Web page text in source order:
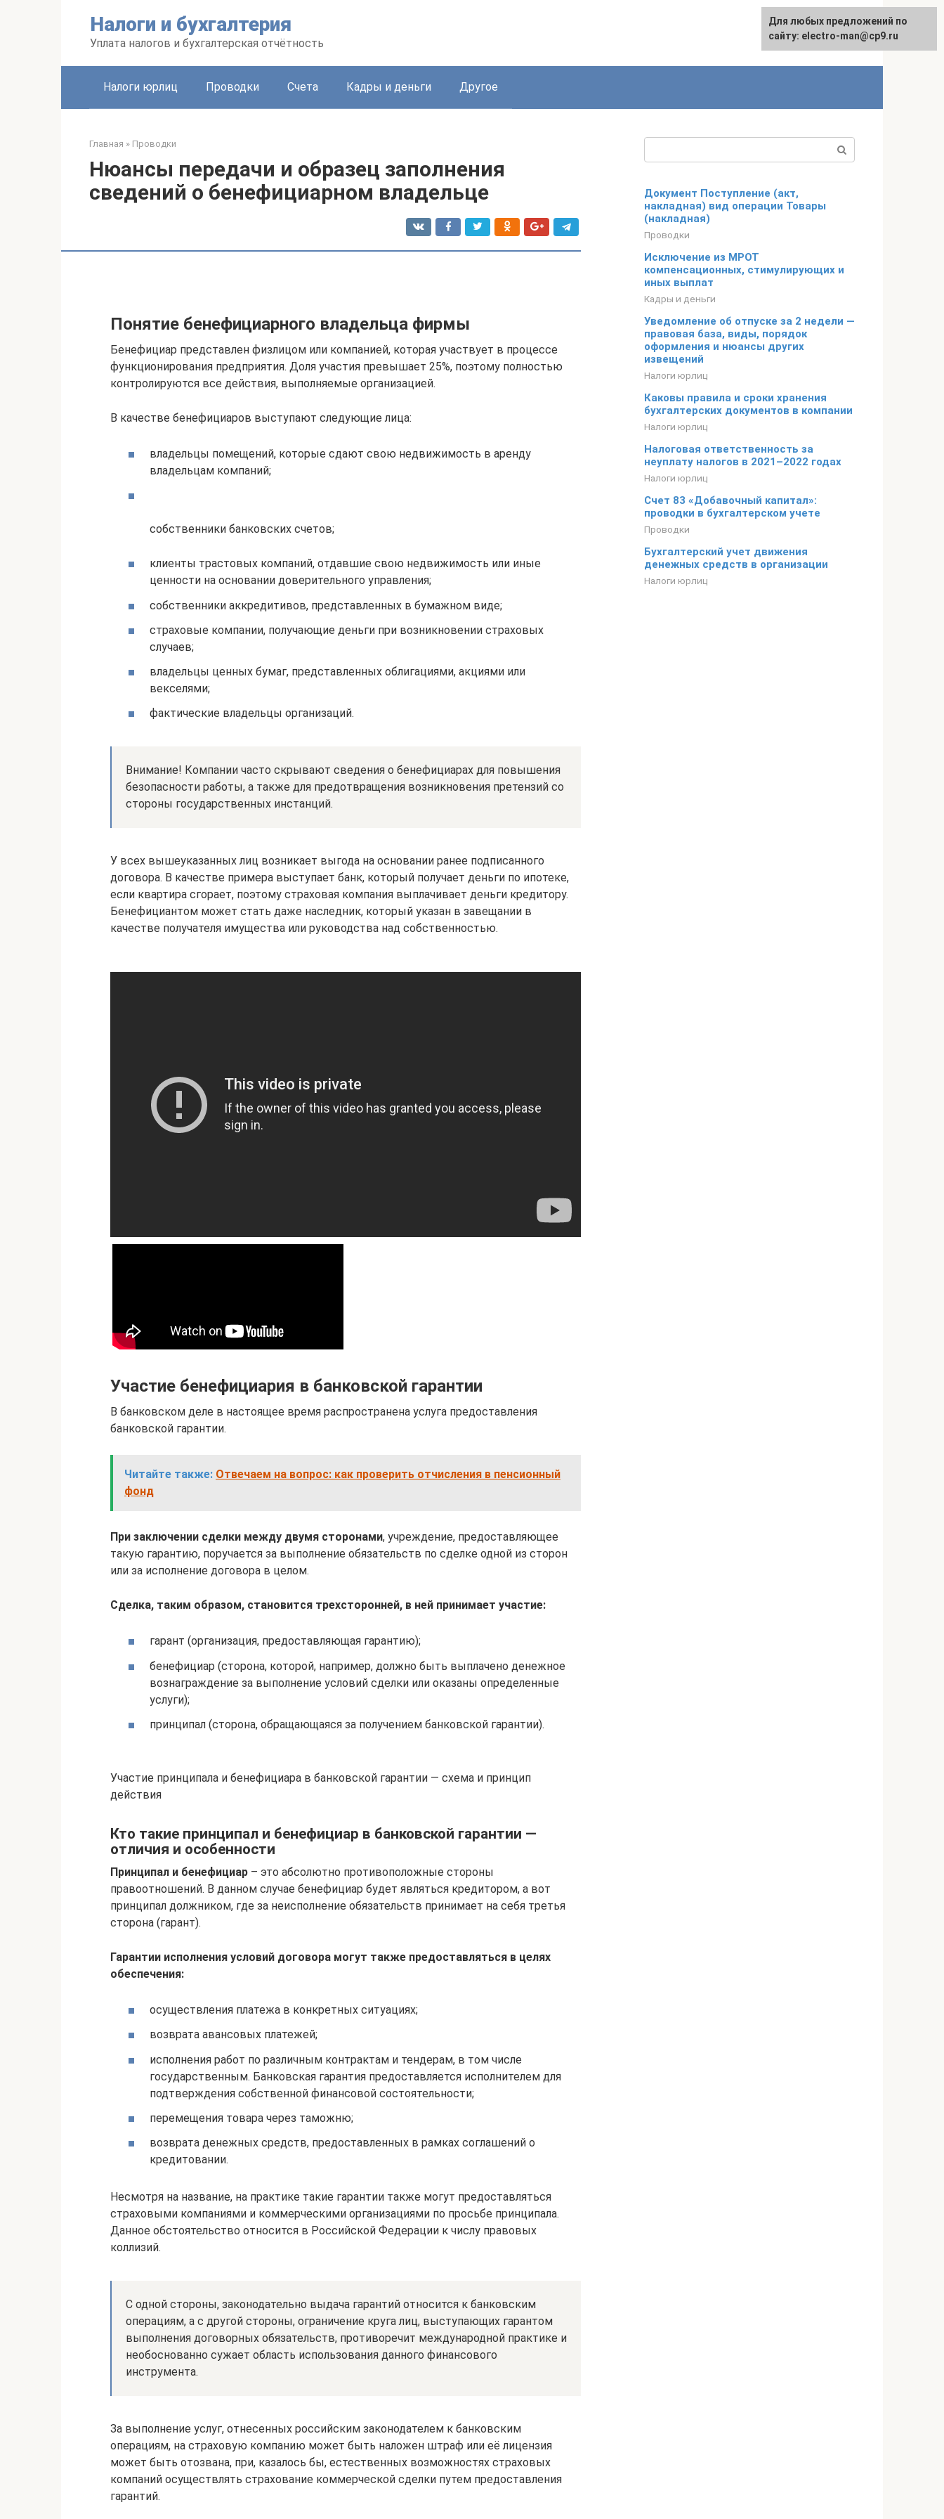
Налоги и бухгалтерия
Уплата налогов и бухгалтерская отчётность
Налоги юрлиц Проводки Счета Кадры и деньги Другое
Главная » Проводки
Нюансы передачи и образец заполнения
сведений о бенефициарном владельце
Понятие бенефициарного владельца фирмы
Бенефициар представлен физлицом или компанией, которая участвует в процессе
функционирования предприятия. Доля участия превышает 25%, поэтому полностью
контролируются все действия, выполняемые организацией.
В качестве бенефициаров выступают следующие лица:
владельцы помещений, которые сдают свою недвижимость в аренду
владельцам компаний;
собственники банковских счетов;
клиенты трастовых компаний, отдавшие свою недвижимость или иные
ценности на основании доверительного управления;
собственники аккредитивов, представленных в бумажном виде;
страховые компании, получающие деньги при возникновении страховых
случаев;
владельцы ценных бумаг, представленных облигациями, акциями или
векселями;
фактические владельцы организаций.
Внимание! Компании часто скрывают сведения о бенефициарах для повышения
безопасности работы, а также для предотвращения возникновения претензий со
стороны государственных инстанций.
У всех вышеуказанных лиц возникает выгода на основании ранее подписанного
договора. В качестве примера выступает банк, который получает деньги по ипотеке,
если квартира сгорает, поэтому страховая компания выплачивает деньги кредитору.
Бенефициантом может стать даже наследник, который указан в завещании в
качестве получателя имущества или руководства над собственностью.
Участие бенефициария в банковской гарантии
В банковском деле в настоящее время распространена услуга предоставления
банковской гарантии.
Читайте также: Отвечаем на вопрос: как проверить отчисления в пенсионный
фонд
При заключении сделки между двумя сторонами, учреждение, предоставляющее
такую гарантию, поручается за выполнение обязательств по сделке одной из сторон
или за исполнение договора в целом.
Сделка, таким образом, становится трехсторонней, в ней принимает участие:
гарант (организация, предоставляющая гарантию);
бенефициар (сторона, которой, например, должно быть выплачено денежное
вознаграждение за выполнение условий сделки или оказаны определенные
услуги);
принципал (сторона, обращающаяся за получением банковской гарантии).
Участие принципала и бенефициара в банковской гарантии — схема и принцип
действия
Кто такие принципал и бенефициар в банковской гарантии —
отличия и особенности
Принципал и бенефициар – это абсолютно противоположные стороны
правоотношений. В данном случае бенефициар будет являться кредитором, а вот
принципал должником, где за неисполнение обязательств принимает на себя третья
сторона (гарант).
Гарантии исполнения условий договора могут также предоставляться в целях
обеспечения:
осуществления платежа в конкретных ситуациях;
возврата авансовых платежей;
исполнения работ по различным контрактам и тендерам, в том числе
государственным. Банковская гарантия предоставляется исполнителем для
подтверждения собственной финансовой состоятельности;
перемещения товара через таможню;
возврата денежных средств, предоставленных в рамках соглашений о
кредитовании.
Несмотря на название, на практике такие гарантии также могут предоставляться
страховыми компаниями и коммерческими организациями по просьбе принципала.
Данное обстоятельство относится в Российской Федерации к числу правовых
коллизий.
С одной стороны, законодательно выдача гарантий относится к банковским
операциям, а с другой стороны, ограничение круга лиц, выступающих гарантом
выполнения договорных обязательств, противоречит международной практике и
необоснованно сужает область использования данного финансового
инструмента.
За выполнение услуг, отнесенных российским законодателем к банковским
операциям, на страховую компанию может быть наложен штраф или её лицензия
может быть отозвана, при, казалось бы, естественных возможностях страховых
компаний осуществлять страхование коммерческой сделки путем предоставления
гарантий.
Документ Поступление (акт,
накладная) вид операции Товары
(накладная)
Проводки
Исключение из МРОТ
компенсационных, стимулирующих и
иных выплат
Кадры и деньги
Уведомление об отпуске за 2 недели —
правовая база, виды, порядок
оформления и нюансы других
извещений
Налоги юрлиц
Каковы правила и сроки хранения
бухгалтерских документов в компании
Налоги юрлиц
Налоговая ответственность за
неуплату налогов в 2021–2022 годах
Налоги юрлиц
Счет 83 «Добавочный капитал»:
проводки в бухгалтерском учете
Проводки
Бухгалтерский учет движения
денежных средств в организации
Налоги юрлиц
Для любых предложений по
сайту: electro-man@cp9.ru